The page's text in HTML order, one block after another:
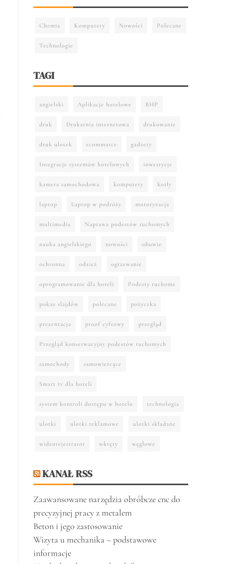
Chemia Komputery Nowości Polecane
Technologie
TAGI
angielski Aplikacje hotelowe BHP
druk Drukarnia internetowa drukowanie
druk ulotek ecommarce gadżety
Integracje systemów hotelowych inwestycje
kamera samochodowa komputery kotły
laptop Laptop w podróży motoryzacja
multimedia Naprawa podestów ruchomych
nauka angielskiego nowości obuwie
ochronna odzież ogrzewanie
oprogramowanie dla hoteli Podesty ruchome
pokaz slajdów polecane pożyczka
prezentacja proof cyfrowy przegląd
Przegląd konserwacyjny podestów ruchomych
samochody samowiercące
Smart tv dla hoteli
system kontroli dostępu w hotelu technologia
ulotki ulotki reklamowe ulotki składane
wideorejestrator wkręty węglowe
KANAŁ RSS
Zaawansowane narzędzia obróbcze cnc do
precyzyjnej pracy z metalem
Beton i jego zastosowanie
Wizyta u mechanika – podstawowe
informacje